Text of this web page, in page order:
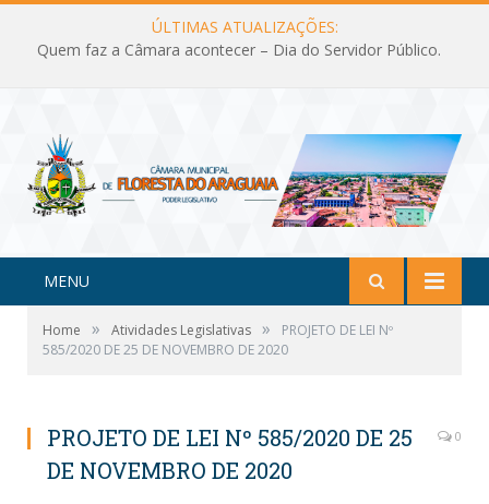
ÚLTIMAS ATUALIZAÇÕES:
Quem faz a Câmara acontecer – Dia do Servidor Público.
MENU
Home » Atividades Legislativas »
PROJETO DE LEI Nº
585/2020 DE 25 DE NOVEMBRO DE 2020
PROJETO DE LEI Nº 585/2020 DE 25
DE NOVEMBRO DE 2020
0